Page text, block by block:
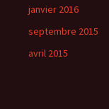
janvier 2016
septembre 2015
avril 2015